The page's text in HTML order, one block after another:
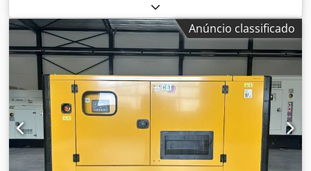
, fabricante de motores:
C18, Finalidade: Construção civil Peso vazio: 5.952 kg
Potência do gerador: 715 kVA Dimensões do
compartimento de carga: 532 x 192 x 229 cm Certificação
CE: sim Volume do tanque de água: 1.082 l Entre em
contato com a equipe DPX para mais informações. =
Outras opções e acessórios = Credpfx Aey Ttpfshuef -
Bateria - Painel de controle - Teto de aço - Tanque
Anúncio classificado